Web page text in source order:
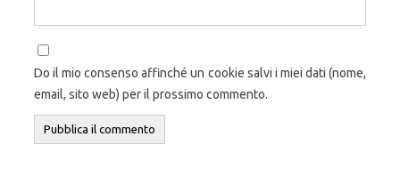
Do il mio consenso affinché un cookie salvi i miei dati (nome,
email, sito web) per il prossimo commento.